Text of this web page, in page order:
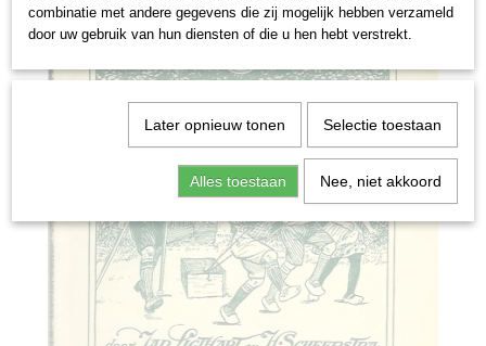
combinatie met andere gegevens die zij mogelijk hebben verzameld
door uw gebruik van hun diensten of die u hen hebt verstrekt.
Later opnieuw tonen Selectie toestaan
Alles toestaan Nee, niet akkoord